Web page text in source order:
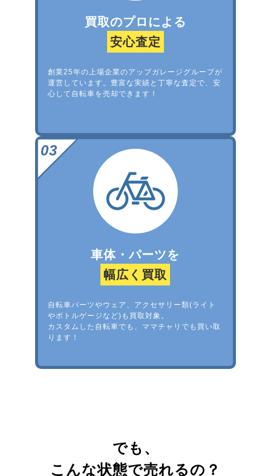
買取のプロによる
安心査定
創業25年の上場企業のアップガレージグループが
運営しています。豊富な実績と丁寧な査定で、安
心して自転車を売却できます！
車体・パーツを
幅広く買取
自転車パーツやウェア、アクセサリー類(ライト
やボトルゲージなど)も買取対象。
カスタムした自転車でも、ママチャリでも買い取
ります！
でも、
こんな状態で売れるの？